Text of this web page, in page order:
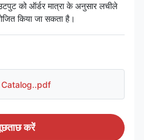
को ऑर्डर मात्रा के अनुसार लचीले
किया जा सकता है।
करें